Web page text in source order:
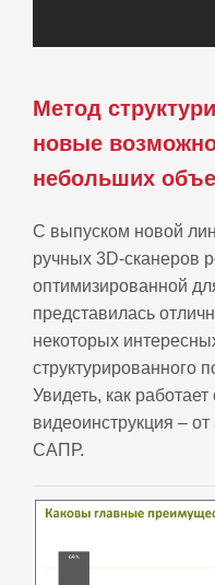
Метод
новые
небольших
С выпуском новой
ручных 3D-сканеров
оптимизированной
представилась
некоторых
структурированного
Увидеть, как
видеоинструкция –
САПР.